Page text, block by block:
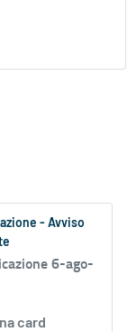
- Avviso
6-ago-
card